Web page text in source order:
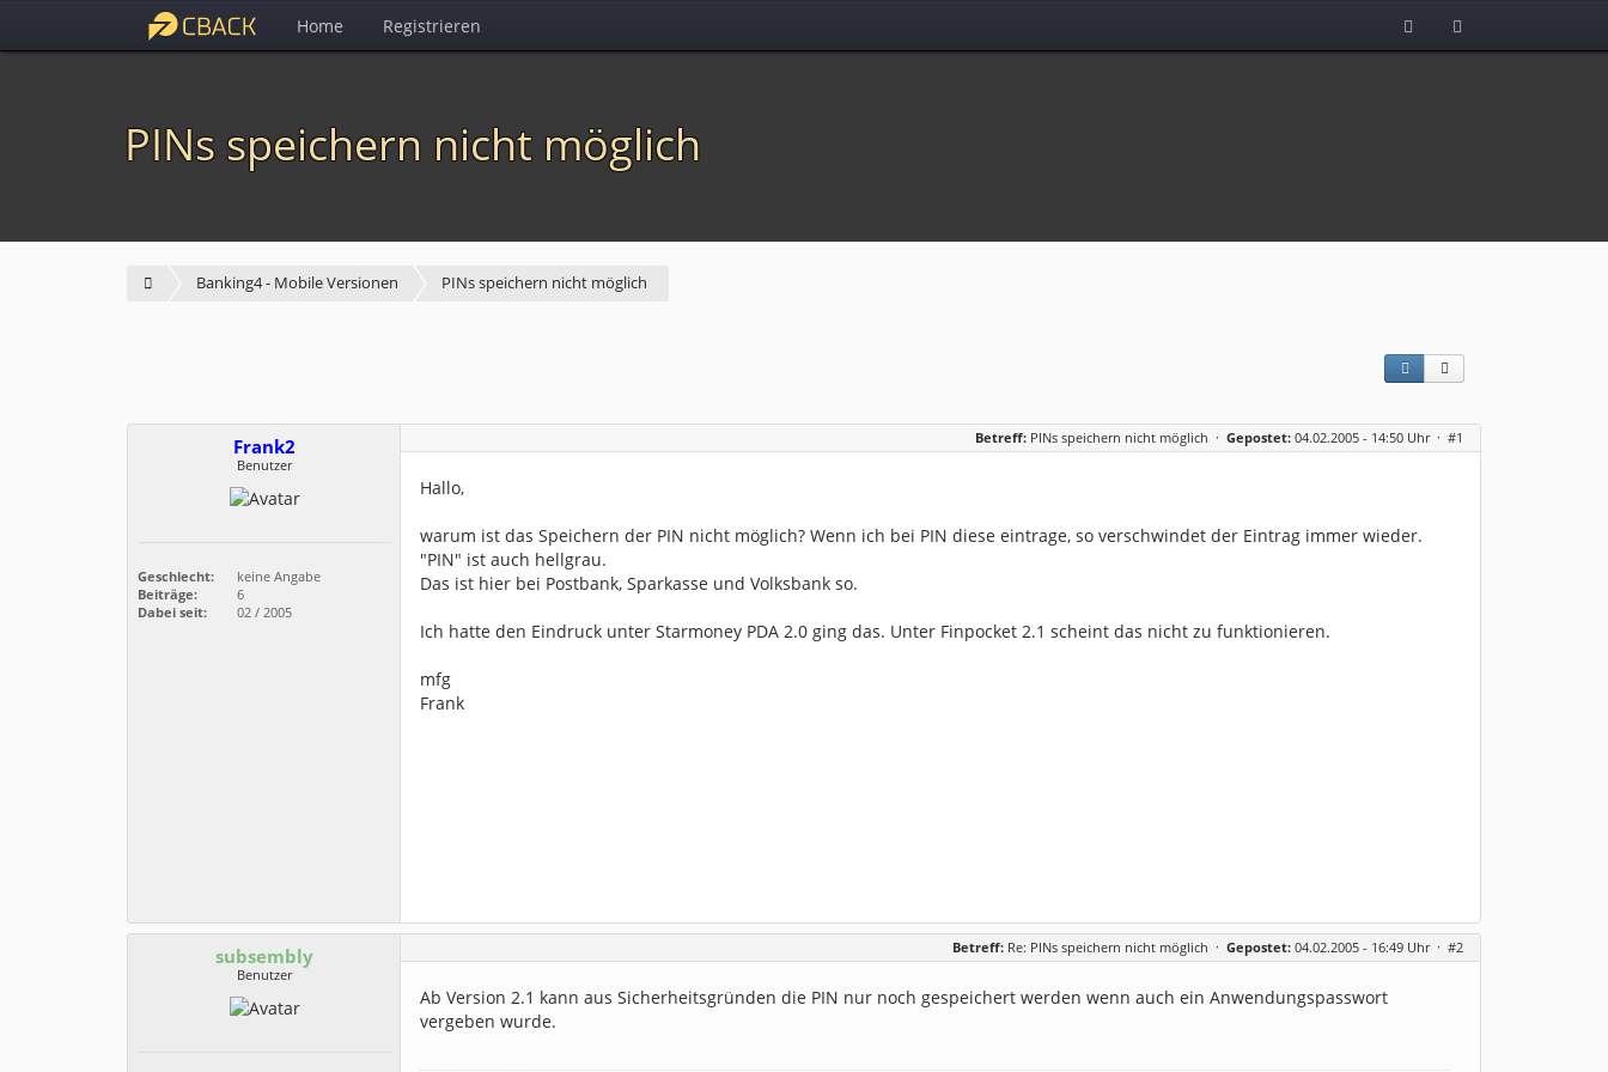
Home Registrieren
PINs speichern nicht möglich
Banking4 - Mobile Versionen PINs speichern nicht möglich
Frank2
Benutzer
Geschlecht:
keine Angabe
Beiträge:
6
Dabei seit:
02 / 2005
Betreff: PINs speichern nicht möglich · Gepostet: 04.02.2005 - 14:50 Uhr · #1
Hallo,
warum ist das Speichern der PIN nicht möglich? Wenn ich bei PIN diese eintrage, so verschwindet der Eintrag immer wieder.
"PIN" ist auch hellgrau.
Das ist hier bei Postbank, Sparkasse und Volksbank so.
Ich hatte den Eindruck unter Starmoney PDA 2.0 ging das. Unter Finpocket 2.1 scheint das nicht zu funktionieren.
mfg
Frank
subsembly
Benutzer
Betreff: Re: PINs speichern nicht möglich · Gepostet: 04.02.2005 - 16:49 Uhr · #2
Ab Version 2.1 kann aus Sicherheitsgründen die PIN nur noch gespeichert werden wenn auch ein Anwendungspasswort
vergeben wurde.